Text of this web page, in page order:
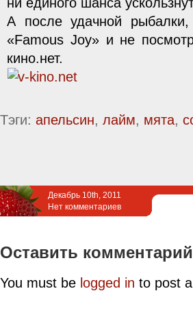
А после удачной
«Famous Joy» и не
кино.нет.
Тэги: апельсин, лайм, мята,
Декабрь 10th, 2011
Нет комментариев
Оставить комментарий
You must be logged in to post